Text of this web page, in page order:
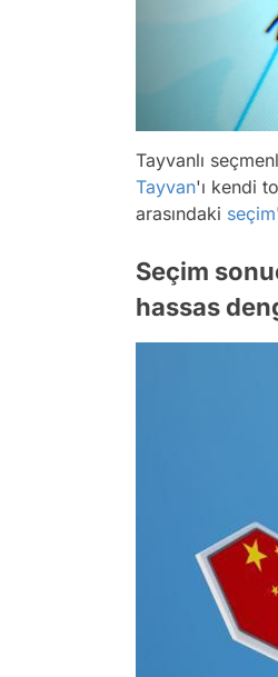
Tayvanlı
Tayvan'ı kendi
arasındaki seçim
Seçim
hassas